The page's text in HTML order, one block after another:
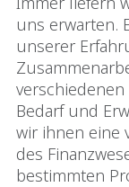
uns erwarten.
unserer
Bedarf und
wir ihnen eine
des
bestimmten